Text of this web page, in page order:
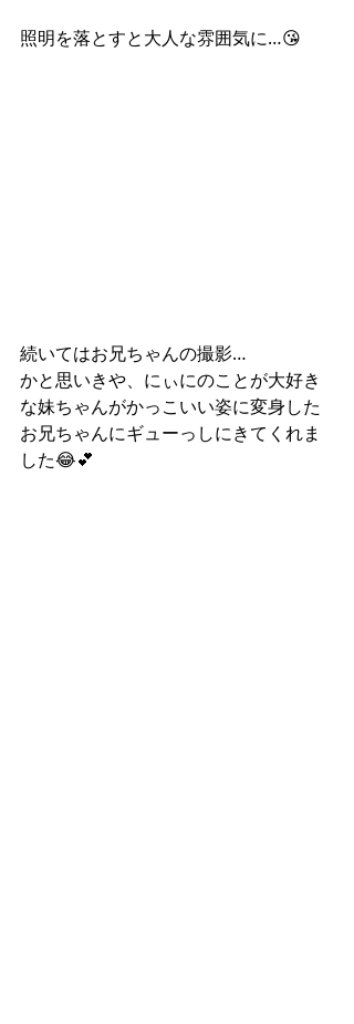
照明を落とすと大人な雰囲気に…😘
続いてはお兄ちゃんの撮影…
かと思いきや、にぃにのことが大好き
な妹ちゃんがかっこいい姿に変身した
お兄ちゃんにギューっしにきてくれま
した😂💕